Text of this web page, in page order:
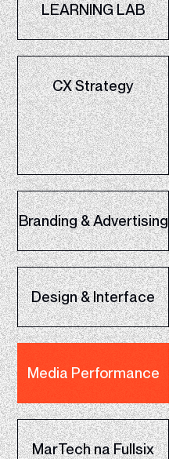
LEARNING LAB
CX Strategy
Branding & Advertising
Design & Interface
Media Performance
MarTech na Fullsix